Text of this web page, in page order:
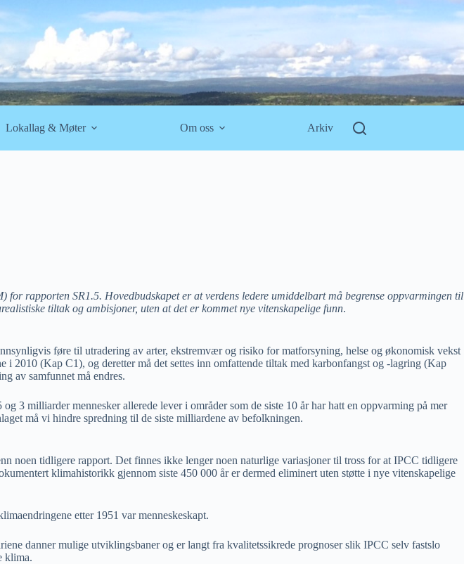
Lokallag & Møter Om oss Arkiv
for rapporten SR1.5. Hovedbudskapet er at verdens ledere umiddelbart må begrense oppvarmingen til
tiltak og ambisjoner, uten at det er kommet nye vitenskapelige funn.
føre til utradering av arter, ekstremvær og risiko for matforsyning, helse og økonomisk vekst
2010 (Kap C1), og deretter må det settes inn omfattende tiltak med karbonfangst og -lagring (Kap
av samfunnet må endres.
3 milliarder mennesker allerede lever i områder som de siste 10 år har hatt en oppvarming på mer
må vi hindre spredning til de siste milliardene av befolkningen.
noen tidligere rapport. Det finnes ikke lenger noen naturlige variasjoner til tross for at IPCC tidligere
klimahistorikk gjennom siste 450 000 år er dermed eliminert uten støtte i nye vitenskapelige
etter 1951 var menneskeskapt.
danner mulige utviklingsbaner og er langt fra kvalitetssikrede prognoser slik IPCC selv fastslo
klima.